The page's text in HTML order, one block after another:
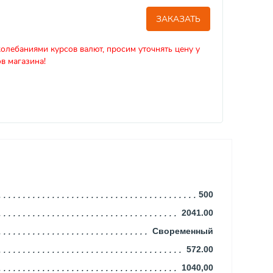
ЗАКАЗАТЬ
курсов валют, просим уточнять цену у
магазина!
500
2041.00
Своременный
572.00
1040,00